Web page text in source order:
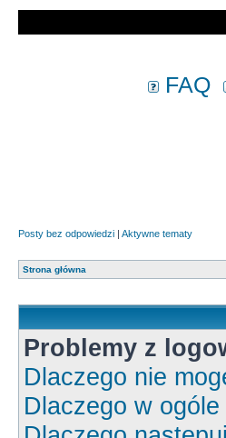
FAQ
Posty bez odpowiedzi | Aktywne tematy
Strona główna
Problemy z
Dlaczego nie
Dlaczego w